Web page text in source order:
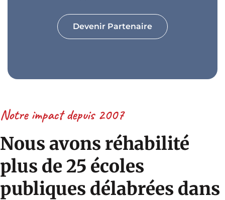
Devenir Partenaire
Notre impact depuis 2007
Nous avons réhabilité
plus de 25 écoles
publiques délabrées dans